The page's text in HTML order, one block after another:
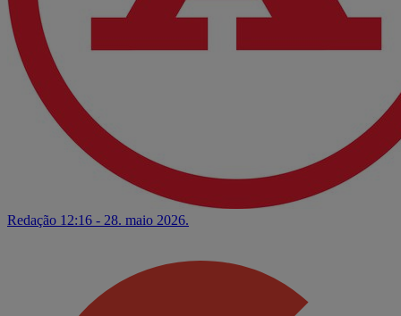
Redação 12:16 - 28. maio 2026.